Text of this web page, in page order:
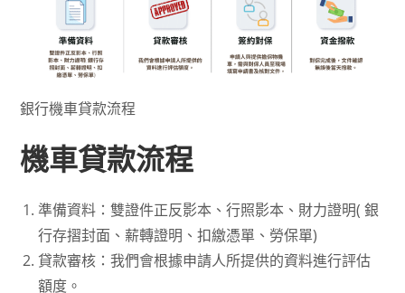
銀行機車貸款流程
機車貸款流程
準備資料：雙證件正反影本、行照影本、財力證明( 銀
行存摺封面、薪轉證明、扣繳憑單、勞保單)
貸款審核：我們會根據申請人所提供的資料進行評估
額度。